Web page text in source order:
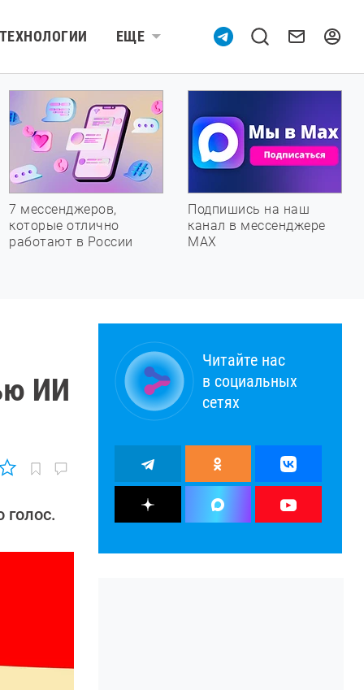
ТЕХНОЛОГИИ ЕЩЕ
7 мессенджеров,
которые отлично
работают в России
Подпишись на наш
канал в мессенджере
МАХ
ИИ
голос.
Читайте нас
в социальных
сетях